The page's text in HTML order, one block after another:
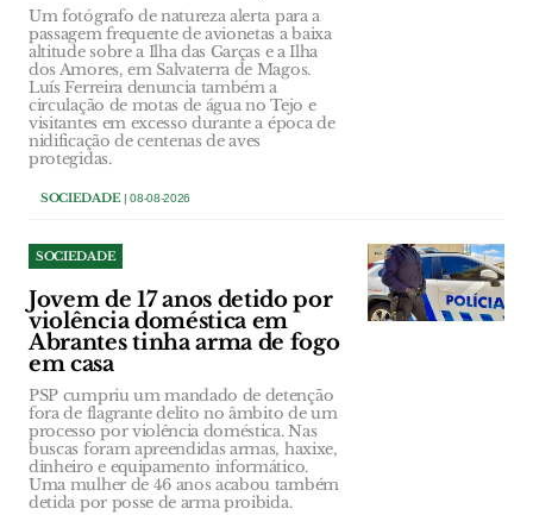
Um fotógrafo de natureza alerta para a
passagem frequente de avionetas a baixa
altitude sobre a Ilha das Garças e a Ilha
dos Amores, em Salvaterra de Magos.
Luís Ferreira denuncia também a
circulação de motas de água no Tejo e
visitantes em excesso durante a época de
nidificação de centenas de aves
protegidas.
SOCIEDADE| 08-08-2026
SOCIEDADE
Jovem de 17 anos detido por
violência doméstica em
Abrantes tinha arma de fogo
em casa
PSP cumpriu um mandado de detenção
fora de flagrante delito no âmbito de um
processo por violência doméstica. Nas
buscas foram apreendidas armas, haxixe,
dinheiro e equipamento informático.
Uma mulher de 46 anos acabou também
detida por posse de arma proibida.